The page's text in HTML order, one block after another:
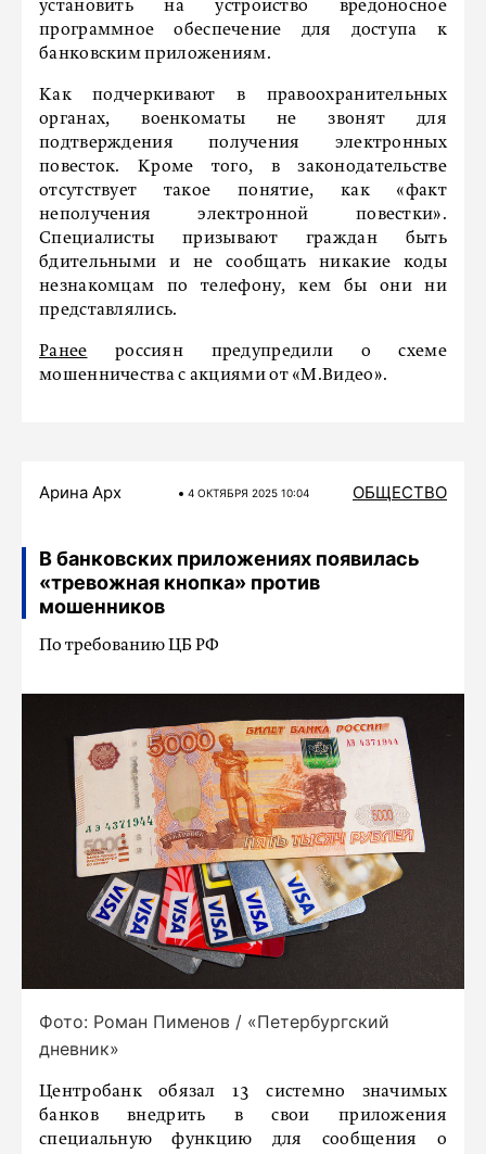
установить на устройство вредоносное
программное обеспечение для доступа к
банковским приложениям.
Как подчеркивают в правоохранительных
органах, военкоматы не звонят для
подтверждения получения электронных
повесток. Кроме того, в законодательстве
отсутствует такое понятие, как «факт
неполучения электронной повестки».
Специалисты призывают граждан быть
бдительными и не сообщать никакие коды
незнакомцам по телефону, кем бы они ни
представлялись.
Ранее россиян предупредили о схеме
мошенничества с акциями от «М.Видео».
Арина Арх 4 ОКТЯБРЯ 2025 10:04 ОБЩЕСТВО
В банковских приложениях появилась
«тревожная кнопка» против
мошенников
По требованию ЦБ РФ
Фото: Роман Пименов / «Петербургский
дневник»
Центробанк обязал 13 системно значимых
банков внедрить в свои приложения
специальную функцию для сообщения о